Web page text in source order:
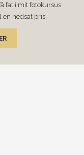
fat i mit fotokursus
nedsat pris.